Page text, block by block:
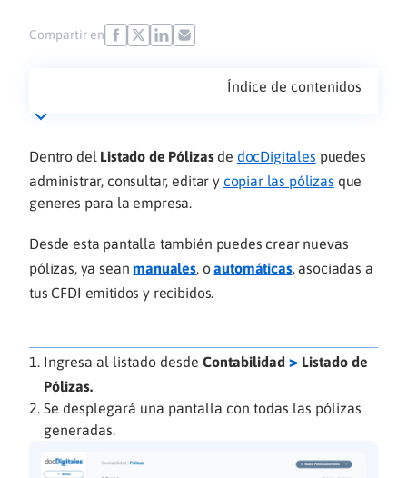
Compartir en
Índice de contenidos
Dentro del Listado de Pólizasde docDigitales puedes
administrar, consultar, editar y copiar las pólizas que
generes para la empresa.
Desde esta pantalla también puedes crear nuevas
pólizas, ya seanmanuales, oautomáticas, asociadas a
tus CFDI emitidos y recibidos.
Ingresa al listado desde Contabilidad > Listado de
Pólizas.
Se desplegará una pantalla con todas las pólizas
generadas.